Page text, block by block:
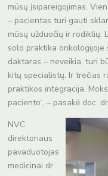
mūsų įsipareigojimas.
– pacientas turi gauti
mūsų užduočių ir rodiklių.
solo praktika onkologijoje
daktaras – neveikia, turi
kitų specialistų. Ir trečias
praktikos integracija.
paciento“, – pasakė doc.
NVC
direktoriaus
pavaduotojas
medicinai dr.